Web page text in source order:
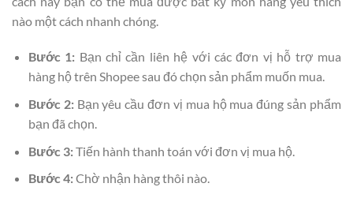
nào một cách nhanh chóng.
Bước 1: Bạn chỉ cần liên hệ với các đơn vị hỗ trợ mua
hàng hộ trên Shopee sau đó chọn sản phẩm muốn mua.
Bước 2:Bạn yêu cầu đơn vị mua hộ mua đúng sản phẩm
bạn đã chọn.
Bước 3:Tiến hành thanh toán với đơn vị mua hộ.
Bước 4:Chờ nhận hàng thôi nào.